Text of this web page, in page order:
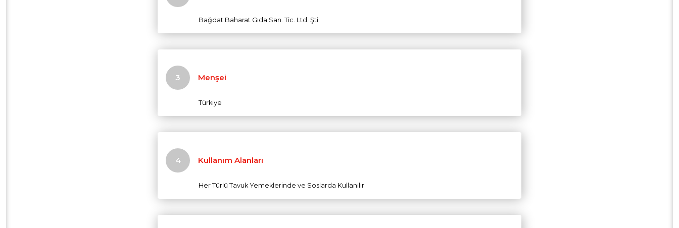
Bağdat Baharat Gıda San. Tic. Ltd. Şti.
Menşei
Türkiye
Kullanım Alanları
Her Türlü Tavuk Yemeklerinde ve Soslarda Kullanılır